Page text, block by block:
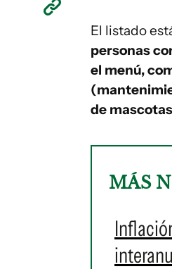
El listado
personas
el menú,
de
MÁS